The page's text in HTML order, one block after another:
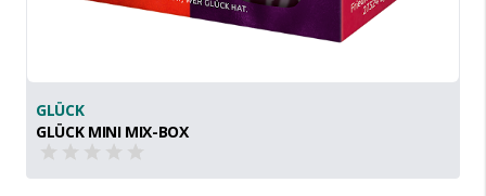
GLÜCK
GLÜCK MINI MIX-BOX